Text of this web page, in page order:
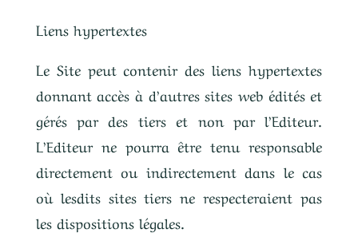
Liens hypertextes
Le Site peut contenir des liens hypertextes
donnant accès à d’autres sites web édités et
gérés par des tiers et non par l’Editeur.
L’Editeur ne pourra être tenu responsable
directement ou indirectement dans le cas
où lesdits sites tiers ne respecteraient pas
les dispositions légales.